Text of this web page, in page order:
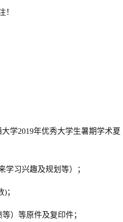
！
学2019年优秀大学生暑期学术夏
习兴趣及规划等）；
；
）等原件及复印件；